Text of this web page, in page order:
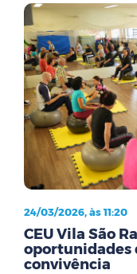
24/03/2026, às 11:20
CEU Vila São
oportunidades
convivência